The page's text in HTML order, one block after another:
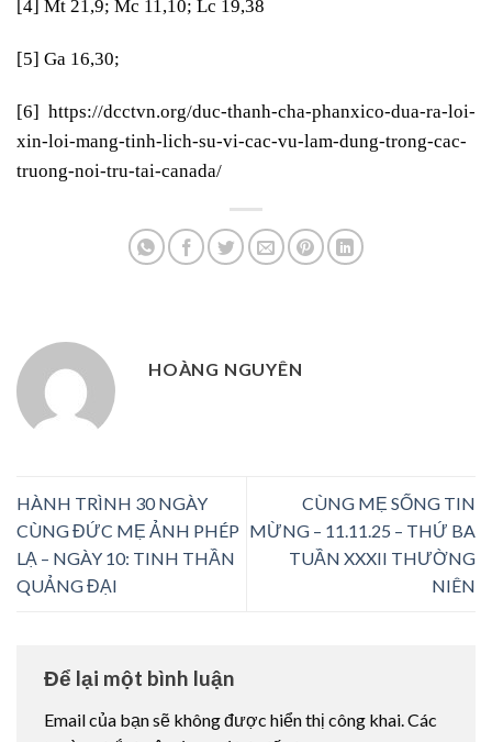
[4] Mt 21,9; Mc 11,10; Lc 19,38
[5] Ga 16,30;
[6] https://dcctvn.org/duc-thanh-cha-phanxico-dua-ra-loi-
xin-loi-mang-tinh-lich-su-vi-cac-vu-lam-dung-trong-cac-
truong-noi-tru-tai-canada/
HOÀNG NGUYÊN
HÀNH TRÌNH 30 NGÀY
CÙNG ĐỨC MẸ ẢNH PHÉP
LẠ – NGÀY 10: TINH THẦN
QUẢNG ĐẠI
CÙNG MẸ SỐNG TIN
MỪNG – 11.11.25 – THỨ BA
TUẦN XXXII THƯỜNG
NIÊN
Để lại một bình luận
Email của bạn sẽ không được hiển thị công khai. Các